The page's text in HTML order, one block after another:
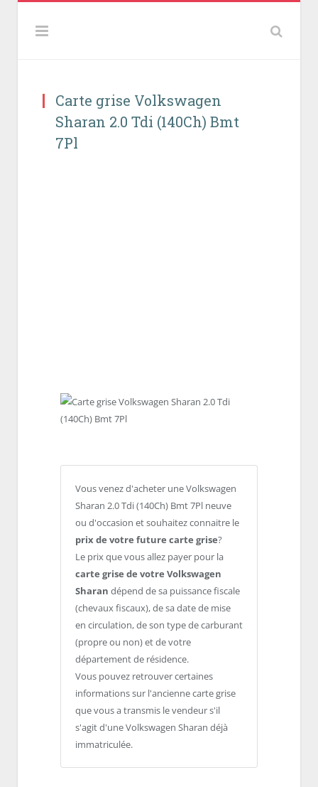
Carte grise Volkswagen
Sharan 2.0 Tdi (140Ch) Bmt
7Pl
Vous venez d'acheter une Volkswagen
Sharan 2.0 Tdi (140Ch) Bmt 7Pl neuve
ou d'occasion et souhaitez connaitre le
prix de votre future carte grise?
Le prix que vous allez payer pour la
carte grise de votre Volkswagen
Sharan dépend de sa puissance fiscale
(chevaux fiscaux), de sa date de mise
en circulation, de son type de carburant
(propre ou non) et de votre
département de résidence.
Vous pouvez retrouver certaines
informations sur l'ancienne carte grise
que vous a transmis le vendeur s'il
s'agit d'une Volkswagen Sharan déjà
immatriculée.